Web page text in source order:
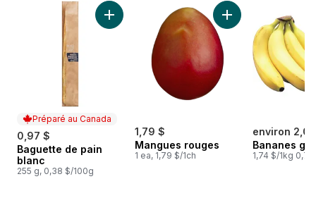
sauter Meilleures ventes
Préparé au Canada
0,97 $
Préparé au Canada
Baguette de pain
blanc
255 g, 0,38 $/100g
Ajouter Baguette de pain blanc au panier
1,79 $
Mangues rouges
1 ea, 1,79 $/1ch
Ajouter Mangues
environ
Bananes
1,74 $/1kg